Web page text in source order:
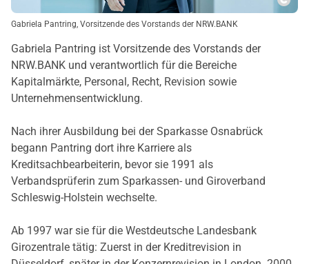
Gabriela Pantring, Vorsitzende des Vorstands der NRW.BANK
Gabriela Pantring ist Vorsitzende des Vorstands der
NRW.BANK und verantwortlich für die Bereiche
Kapitalmärkte, Personal, Recht, Revision sowie
Unternehmensentwicklung.
Nach ihrer Ausbildung bei der Sparkasse Osnabrück
begann Pantring dort ihre Karriere als
Kreditsachbearbeiterin, bevor sie 1991 als
Verbandsprüferin zum Sparkassen- und Giroverband
Schleswig-Holstein wechselte.
Ab 1997 war sie für die Westdeutsche Landesbank
Girozentrale tätig: Zuerst in der Kreditrevision in